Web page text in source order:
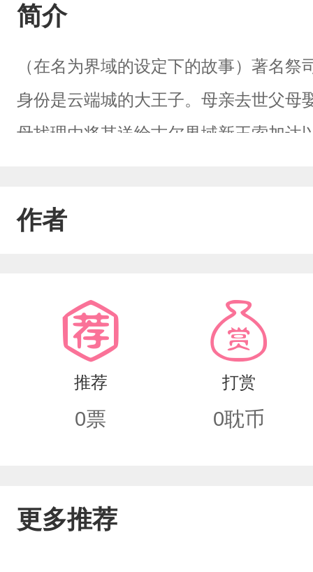
简介
（在名为界域的设定下的故事）著名
身份是云端城的大王子。母亲去世父母
母找理由将其送给古尔界域新王索加达
作者
推荐
0票
打赏
0耽币
更多推荐